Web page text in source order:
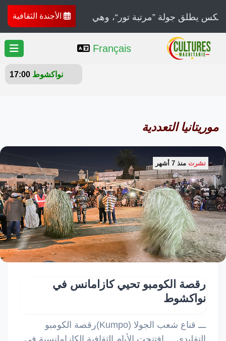
28°نواكشوط
Français
موريتانيا التعددية
نشرت منذ 7 أشهر
رقصة الكومبو تحيي كازامانس في
نواكشوط
رقصة الكومبو(Kumpo) ـــ قناع شعب الجولا
التقليدي ـــ افتتحت الأيام الثقافية الكازامانسية في